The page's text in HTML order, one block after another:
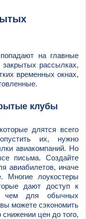
на главные
рассылках,
временных окнах,
клубы
длятся всего
их, нужно
авиакомпаний. Но
письма. Создайте
авиабилетов, иначе
Многие лоукостеры
дают доступ к
чем для обычных
можете сэкономить
цен до того,